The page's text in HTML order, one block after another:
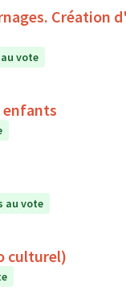
Création
vote
enfants
au vote
culturel)